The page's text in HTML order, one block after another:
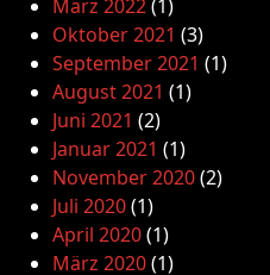
März 2022(1)
Oktober 2021 (3)
September 2021 (1)
August 2021 (1)
Juni 2021 (2)
Januar 2021 (1)
November 2020(2)
Juli 2020(1)
April 2020(1)
März 2020(1)